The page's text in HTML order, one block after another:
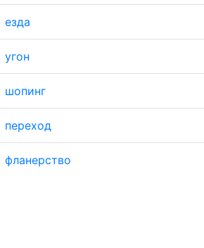
езда
угон
шопинг
переход
фланерство